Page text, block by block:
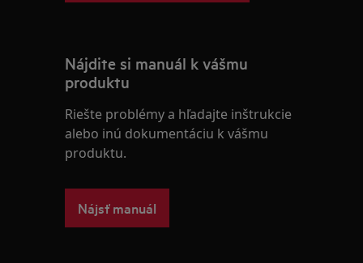
Nájdite si manuál k vášmu
produktu
Riešte problémy a hľadajte inštrukcie
alebo inú dokumentáciu k vášmu
produktu.
Nájsť manuál